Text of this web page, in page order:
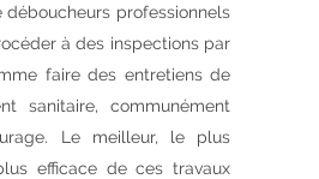
professionnels
à des inspections par
faire des entretiens de
sanitaire, communément
Le meilleur, le plus
efficace de ces travaux